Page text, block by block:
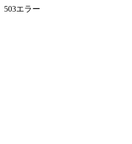
503エラー